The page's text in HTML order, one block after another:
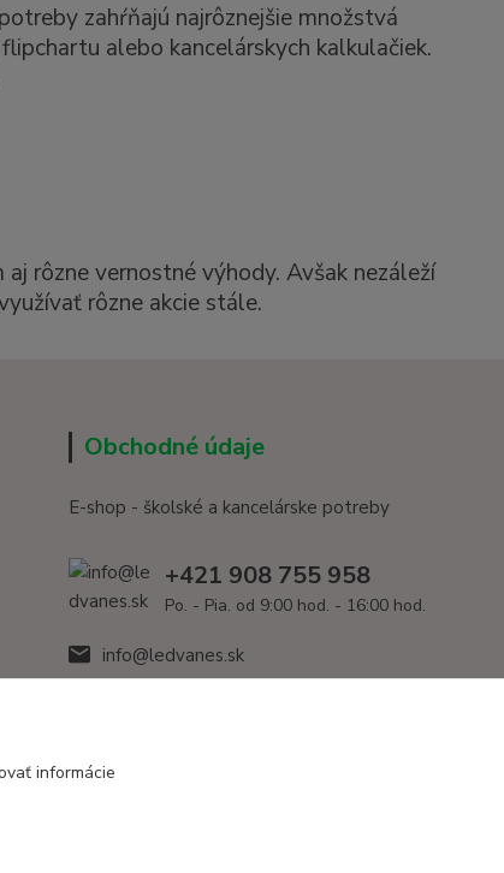
zahŕňajú najrôznejšie množstvá
alebo kancelárskych kalkulačiek.
rôzne vernostné výhody. Avšak nezáleží
rôzne akcie stále.
Obchodné údaje
E-shop - školské a kancelárske potreby
+421 908 755 958
Po. - Pia. od 9:00 hod. - 16:00 hod.
info@ledvanes.sk
informácie